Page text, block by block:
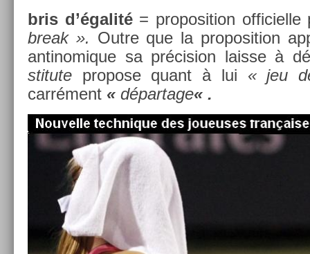
bris d’égalité = pro­posi­tion
break ». Outre que la pro­posi­tion
anti­nomique sa précis­ion lais­se à
stitute pro­pose quant à lui « jeu
carrément « dépar­tage« .